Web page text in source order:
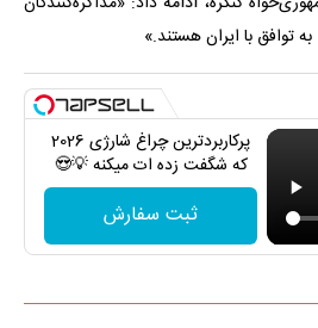
توافق با ایران هستند.»
پرکاربردترین چراغ شارژی 2026
که شگفت زده ات میکنه 💡😍
ثبت سفارش